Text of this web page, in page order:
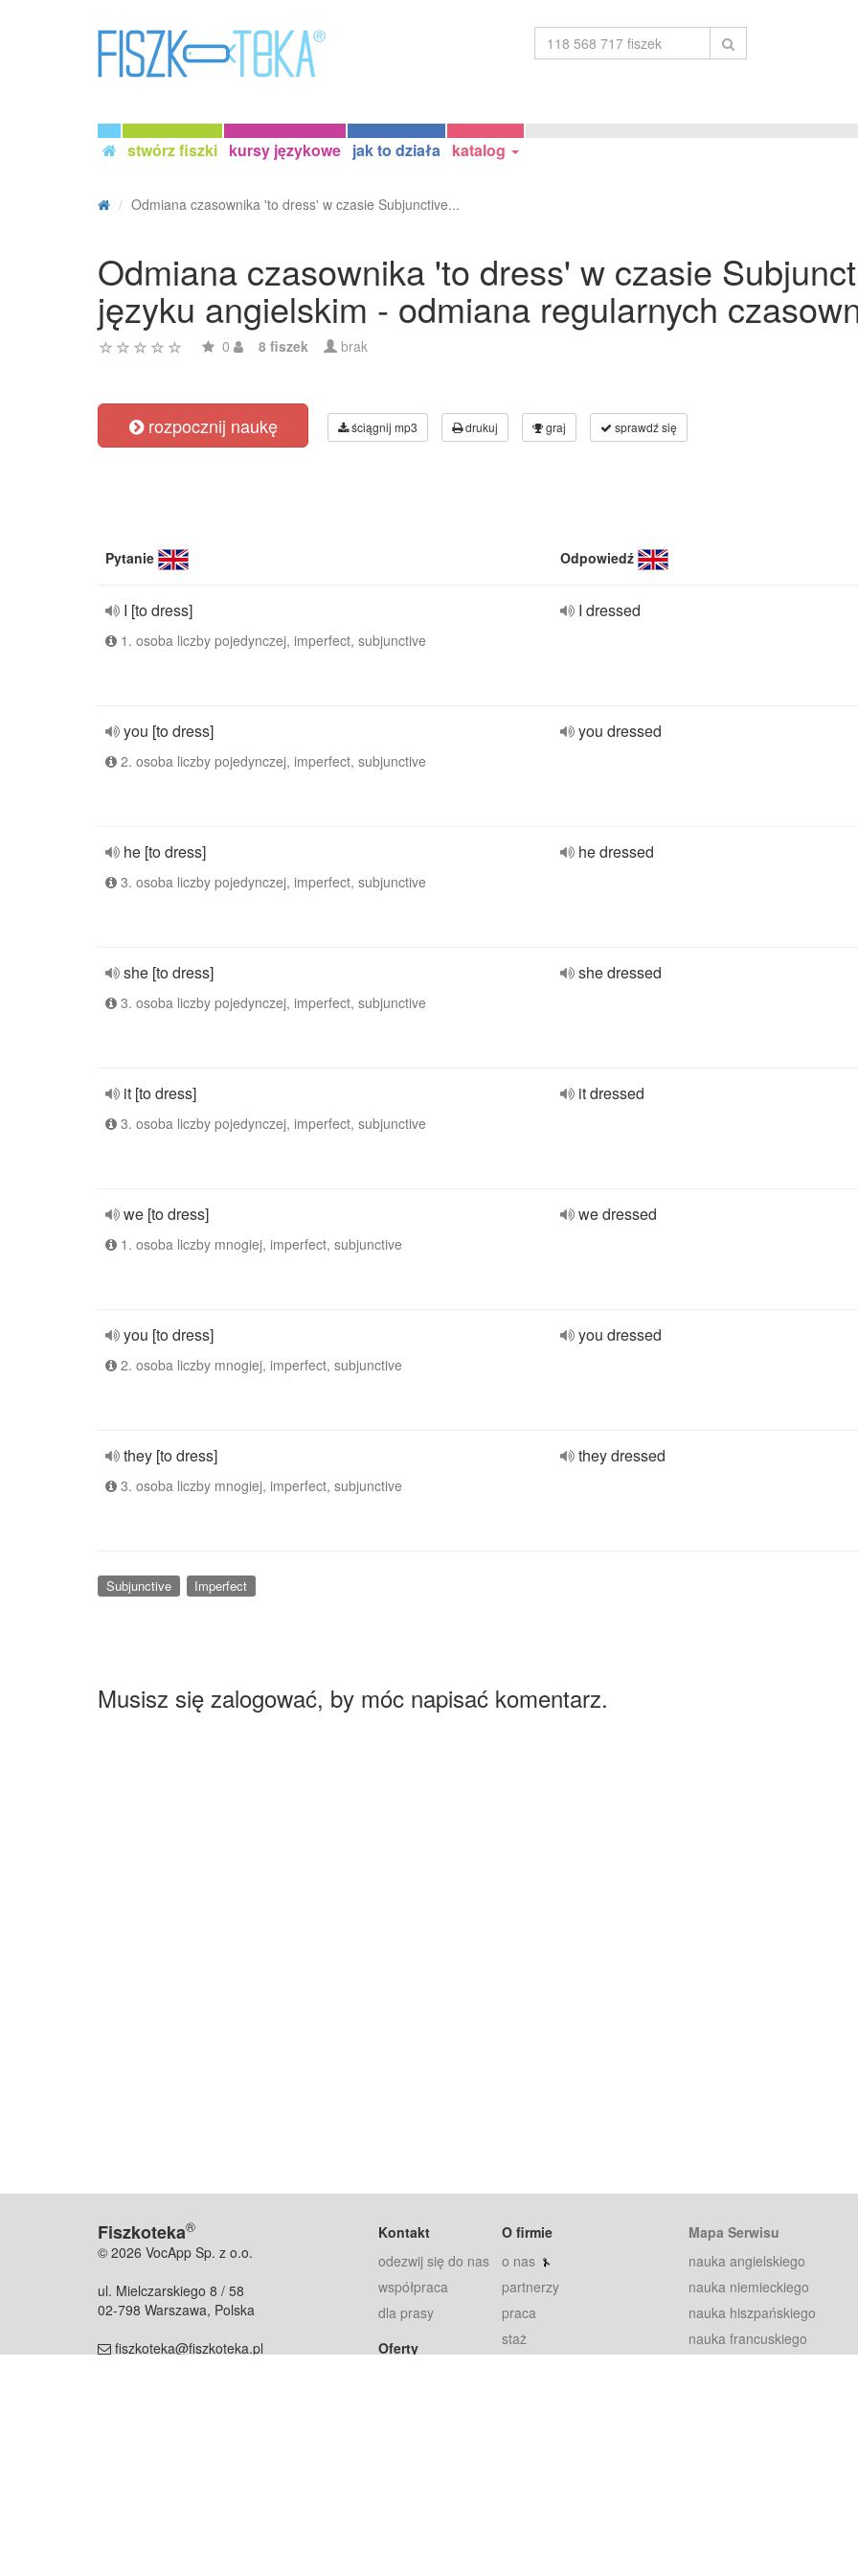
stwórz fiszki kursy językowe jak to działa katalog
Odmiana czasownika 'to dress' w czasie Subjunctive...
Odmiana czasownika 'to dress' w czasie
języku angielskim - odmiana regularnych
0 8 fiszek brak
rozpocznij naukę ściągnij mp3 drukuj graj sprawdź się
Pytanie Odpowiedź
I [to dress]
1. osoba liczby pojedynczej, imperfect, subjunctive
I dressed
you [to dress]
2. osoba liczby pojedynczej, imperfect, subjunctive
you dressed
he [to dress]
3. osoba liczby pojedynczej, imperfect, subjunctive
he dressed
she [to dress]
3. osoba liczby pojedynczej, imperfect, subjunctive
she dressed
it [to dress]
3. osoba liczby pojedynczej, imperfect, subjunctive
it dressed
we [to dress]
1. osoba liczby mnogiej, imperfect, subjunctive
we dressed
you [to dress]
2. osoba liczby mnogiej, imperfect, subjunctive
you dressed
they [to dress]
3. osoba liczby mnogiej, imperfect, subjunctive
they dressed
Subjunctive Imperfect
Musisz się zalogować, by móc napisać komentarz.
Fiszkoteka®
© 2026 VocApp Sp. z o.o.
ul. Mielczarskiego 8 / 58
02-798 Warszawa, Polska
fiszkoteka@fiszkoteka.pl
Kontakt
odezwij się do nas
współpraca
dla prasy
Oferty
O firmie
o nas
partnerzy
praca
staż
Mapa Serwisu
nauka angielskiego
nauka niemieckiego
nauka hiszpańskiego
nauka francuskiego